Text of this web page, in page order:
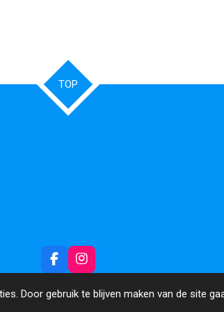
Door gebruik te blijven maken van de site
TOP
F
a
c
I
n
s